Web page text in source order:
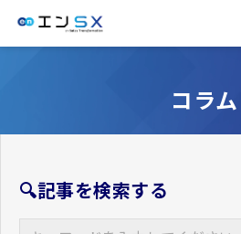
エンSXとは
お役立ちブログ
セミナー
コラム
🔍記事を検索する